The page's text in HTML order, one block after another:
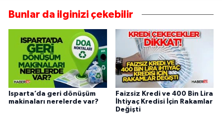
Bunlar da ilginizi çekebilir
Isparta’da geri dönüşüm
makinaları nerelerde var?
Faizsiz Kredi ve 400 Bin Lira
İhtiyaç Kredisi İçin Rakamlar
Değişti